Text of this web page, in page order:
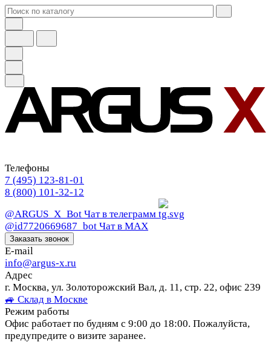
Телефоны
7 (495) 123-81-01
8 (800) 101-32-12
@ARGUS_X_Bot Чат в телеграмм
@id7720669687_bot Чат в МАХ
Заказать звонок
E-mail
info@argus-x.ru
Адрес
г. Москва, ул. Золоторожский Вал, д. 11, стр. 22, офис 239
🚙 Склад в Москве
Режим работы
Офис работает по будням с 9:00 до 18:00. Пожалуйста,
предупредите о визите заранее.